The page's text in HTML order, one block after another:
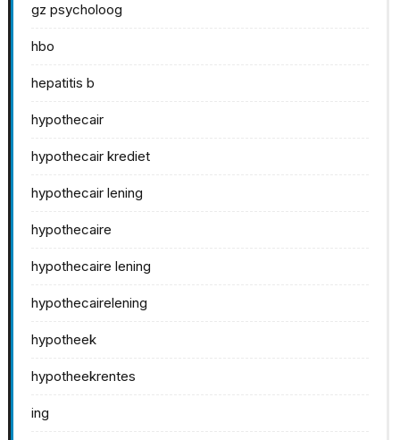
gz psycholoog
hbo
hepatitis b
hypothecair
hypothecair krediet
hypothecair lening
hypothecaire
hypothecaire lening
hypothecairelening
hypotheek
hypotheekrentes
ing